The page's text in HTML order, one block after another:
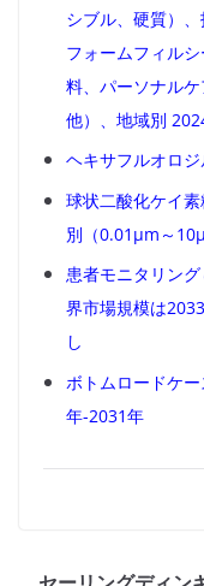
シブル、硬質）
フォームフィル
料、パーソナル
他）、地域別
ヘキサフルオロ
球状二酸化ケイ
別（0.01μm～
患者モニタリン
界市場規模は
し
ボトムロードケ
年-2031年